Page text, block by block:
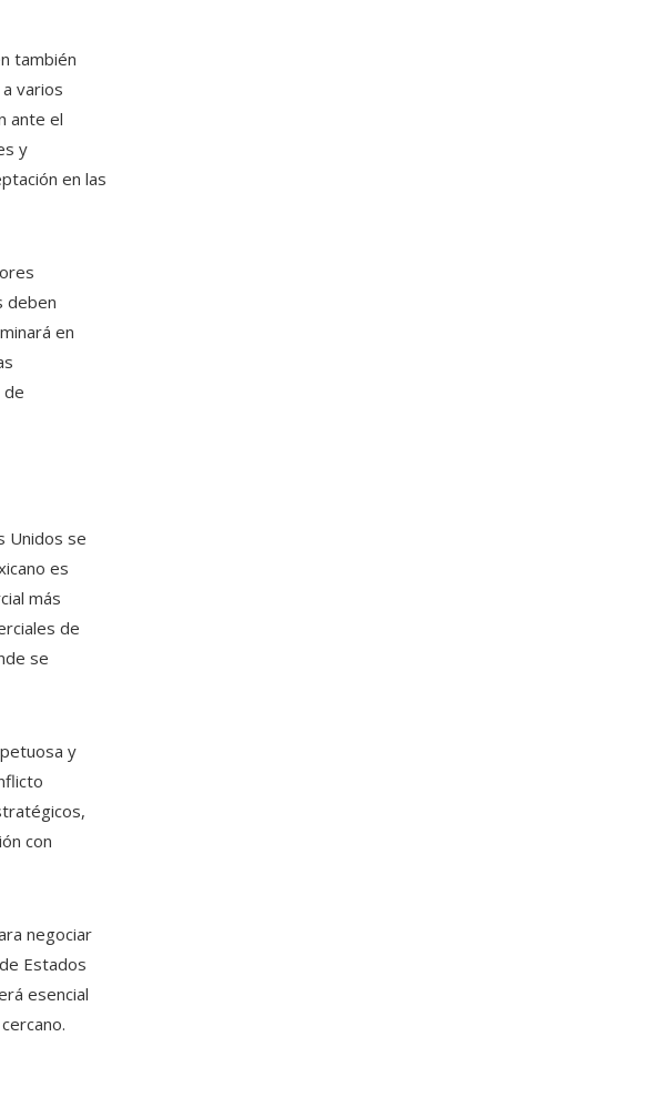
también
varios
ante el
y
en las
deben
en
de
Unidos se
es
más
de
se
y
con
negociar
Estados
esencial